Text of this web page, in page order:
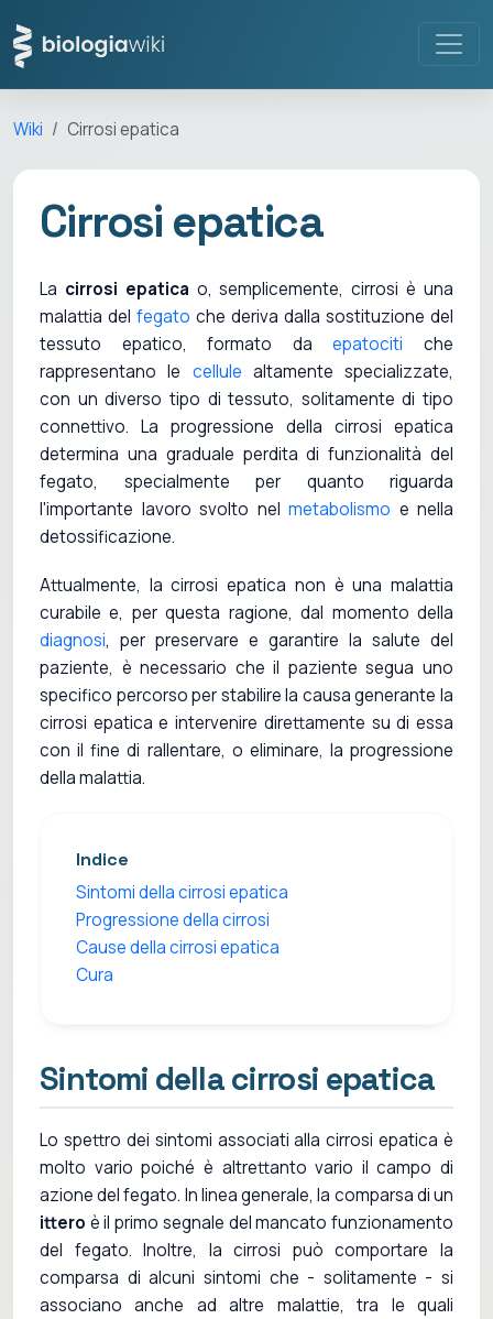
Wiki Cirrosi epatica
Cirrosi epatica
La cirrosi epatica o, semplicemente, cirrosi è una
malattia del fegato che deriva dalla sostituzione del
tessuto epatico, formato daepatociti che
rappresentano le cellule altamente specializzate,
con un diverso tipo di tessuto, solitamente di tipo
connettivo. La progressione della cirrosi epatica
determina una graduale perdita di funzionalità del
fegato, specialmente per quanto riguarda
l'importante lavoro svolto nel metabolismo e nella
detossificazione.
Attualmente, la cirrosi epatica non è una malattia
curabile e, per questa ragione, dal momento della
diagnosi, per preservare e garantire la salute del
paziente, è necessario che il paziente segua uno
specifico percorso per stabilire la causa generante la
cirrosi epatica e intervenire direttamente su di essa
con il fine di rallentare, o eliminare, la progressione
della malattia.
Indice
Sintomi della cirrosi epatica
Progressione della cirrosi
Cause della cirrosi epatica
Cura
Sintomi della cirrosi epatica
Lo spettro dei sintomi associati alla cirrosi epatica è
molto vario poiché è altrettanto vario il campo di
azione del fegato. In linea generale, la comparsa di un
ittero è il primo segnale del mancato funzionamento
del fegato. Inoltre, la cirrosi può comportare la
comparsa di alcuni sintomi che - solitamente - si
associano anche ad altre malattie, tra le quali